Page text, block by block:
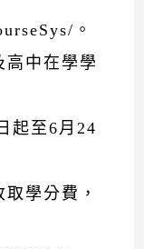
。
中在學學
起至6月24
學分費，